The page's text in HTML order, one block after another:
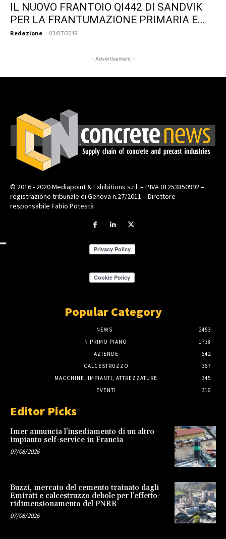
IL NUOVO FRANTOIO QI442 DI SANDVIK
PER LA FRANTUMAZIONE PRIMARIA E...
Redazione - 03/07/2019
- Advertisement -
© 2016 - 2020 Mediapoint & Exhibitions s.r.l. – P.IVA 01253850992 –
registrazione tribunale di Genova n.27/2011 – Direttore
responsabile Fabio Potestà
Popular Category
NEWS
2453
IN PRIMO PIANO
1738
AZIENDE
642
CALCESTRUZZO
367
MACCHINE, IMPIANTI, ATTREZZATURE
345
EVENTI
316
Editor Picks
Imer annuncia l’insediamento di un altro
impianto self-service in Francia
07/08/2026
Buzzi, mercato del cemento trainato dagli
Emirati e calcestruzzo debole per l’effetto-
ridimensionamento del PNRR
07/08/2026